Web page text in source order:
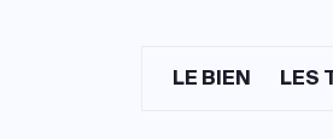
LE BIEN LES